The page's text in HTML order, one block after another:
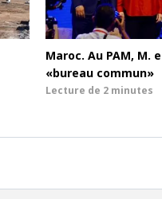
Maroc. Au PAM, M.
«bureau commun»
Lecture de 2 minutes